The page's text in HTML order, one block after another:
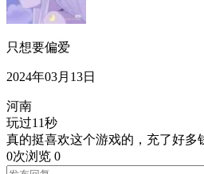
只想要偏爱
2024年03月13日
河南
玩过11秒
真的挺喜欢这个游戏的，充了好
0次浏览 0